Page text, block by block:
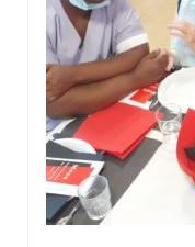
Actualités
Tutelle